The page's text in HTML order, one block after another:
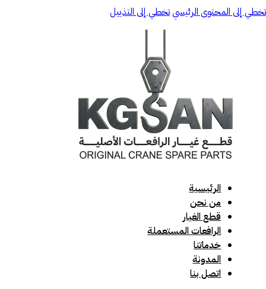
تخطي إلى المحتوى الرئيسيتخطي إلى التذييل
الرئيسية
من نحن
قطع الغيار
الرافعات المستعملة
خدماتنا
المدونة
اتصل بنا